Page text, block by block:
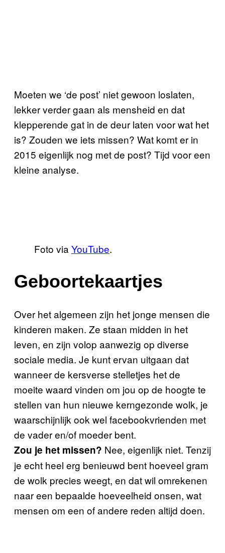
Moeten we ‘de post’ niet gewoon loslaten,
lekker verder gaan als mensheid en dat
klepperende gat in de deur laten voor wat het
is? Zouden we iets missen? Wat komt er in
2015 eigenlijk nog met de post? Tijd voor een
kleine analyse.
Foto via YouTube.
Geboortekaartjes
Over het algemeen zijn het jonge mensen die
kinderen maken. Ze staan midden in het
leven, en zijn volop aanwezig op diverse
sociale media. Je kunt ervan uitgaan dat
wanneer de kersverse stelletjes het de
moeite waard vinden om jou op de hoogte te
stellen van hun nieuwe kerngezonde wolk, je
waarschijnlijk ook wel facebookvrienden met
de vader en/of moeder bent.
Zou je het missen? Nee, eigenlijk niet. Tenzij
je echt heel erg benieuwd bent hoeveel gram
de wolk precies weegt, en dat wil omrekenen
naar een bepaalde hoeveelheid onsen, wat
mensen om een of andere reden altijd doen.